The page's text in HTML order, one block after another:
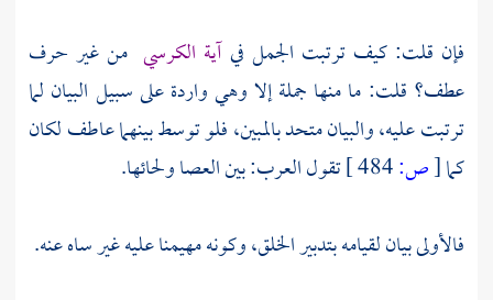
فإن قلت: كيف ترتبت الجمل فيآية الكرسي من غير حرف
عطف؟ قلت: ما منها جملة إلا وهي واردة على سبيل البيان لما
ترتبت عليه، والبيان متحد بالمبين، فلو توسط بينهما عاطف لكان
كما[ص: تقولالعرب:بين العصا ولحائها.
فالأولى بيان لقيامه بتدبير الخلق، وكونه مهيمنا عليه غير ساه عنه.